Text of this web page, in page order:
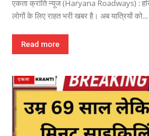
एकता क्रांति न्यूज (Haryana Roadways) :
लोगों के लिए राहत भरी खबर है। अब यात्रियों को...
Read more